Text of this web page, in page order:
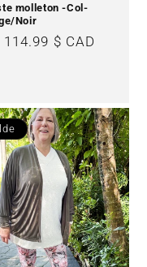
molleton -Col-
Noir
114.99 $ CAD